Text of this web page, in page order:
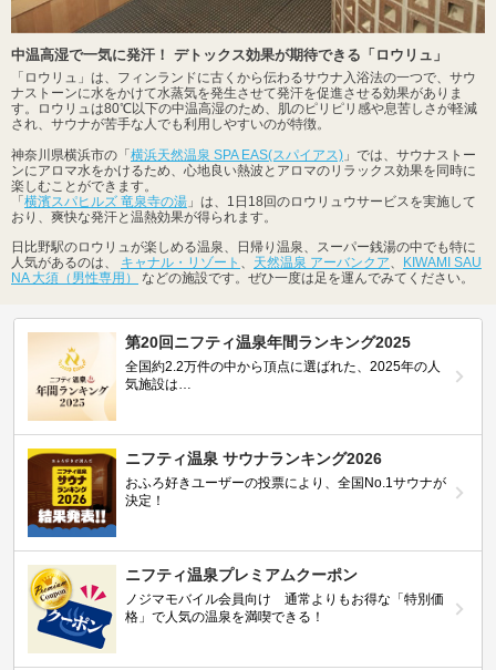
中温高湿で一気に発汗！ デトックス効果が期待できる「ロウリュ」
「ロウリュ」は、フィンランドに古くから伝わるサウナ入浴法の一つで、サウ
ナストーンに水をかけて水蒸気を発生させて発汗を促進させる効果がありま
す。ロウリュは80℃以下の中温高湿のため、肌のピリピリ感や息苦しさが軽減
され、サウナが苦手な人でも利用しやすいのが特徴。
神奈川県横浜市の「横浜天然温泉 SPA EAS(スパイアス) 」では、サウナストー
ンにアロマ水をかけるため、心地良い熱波とアロマのリラックス効果を同時に
楽しむことができます。
「横濱スパヒルズ 竜泉寺の湯 」は、1日18回のロウリュウサービスを実施して
おり、爽快な発汗と温熱効果が得られます。
日比野駅のロウリュが楽しめる温泉、日帰り温泉、スーパー銭湯の中でも特に
人気があるのは、 キャナル・リゾート 、 天然温泉 アーバンクア、 KIWAMI SAU
NA 大須（男性専用）
などの施設です。ぜひ一度は足を運んでみてください。
第20回ニフティ温泉年間ランキング2025
全国約2.2万件の中から頂点に選ばれた、2025年の人
気施設は…
ニフティ温泉 サウナランキング2026
おふろ好きユーザーの投票により、全国No.1サウナが
決定！
ニフティ温泉プレミアムクーポン
ノジマモバイル会員向け 通常よりもお得な「特別価
格」で人気の温泉を満喫できる！